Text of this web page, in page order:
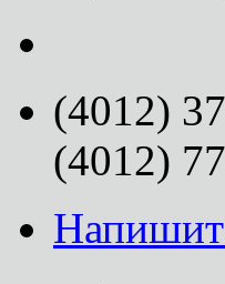
(4012)
(4012)